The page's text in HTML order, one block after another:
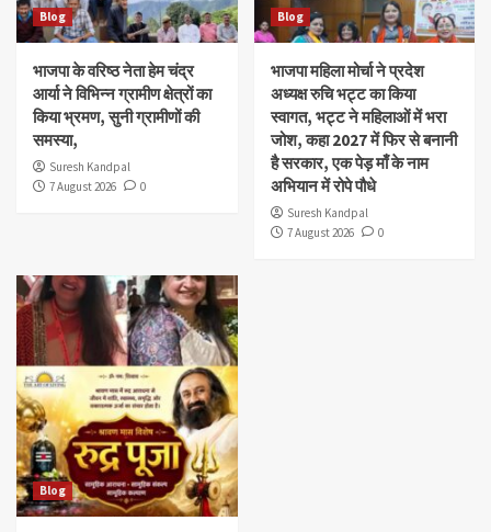
Blog
भाजपा के वरिष्ठ नेता हेम चंद्र
आर्या ने विभिन्न ग्रामीण क्षेत्रों का
किया भ्रमण, सुनी ग्रामीणों की
समस्या,
Suresh Kandpal
7 August 2026
0
Blog
भाजपा महिला मोर्चा ने प्रदेश
अध्यक्ष रुचि भट्ट का किया
स्वागत, भट्ट ने महिलाओं में भरा
जोश, कहा 2027 में फिर से बनानी
है सरकार, एक पेड़ माँ के नाम
अभियान में रोपे पौधे
Suresh Kandpal
7 August 2026
0
Blog